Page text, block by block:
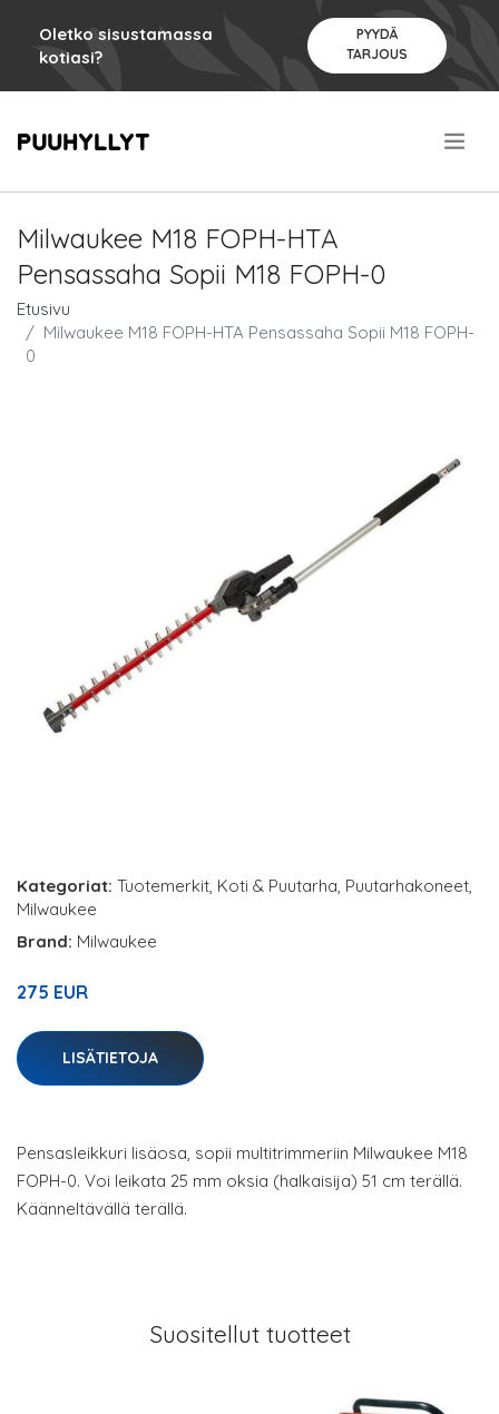
Oletko sisustamassa
kotiasi?
PYYDÄ
TARJOUS
Milwaukee M18 FOPH-HTA
Pensassaha Sopii M18 FOPH-0
Etusivu
Milwaukee M18 FOPH-HTA Pensassaha Sopii M18 FOPH-
0
Kategoriat: Tuotemerkit, Koti & Puutarha, Puutarhakoneet,
Milwaukee
Brand: Milwaukee
275 EUR
LISÄTIETOJA
Pensasleikkuri lisäosa, sopii multitrimmeriin Milwaukee M18
FOPH-0. Voi leikata 25 mm oksia (halkaisija) 51 cm terällä.
Käänneltävällä terällä.
Suositellut tuotteet